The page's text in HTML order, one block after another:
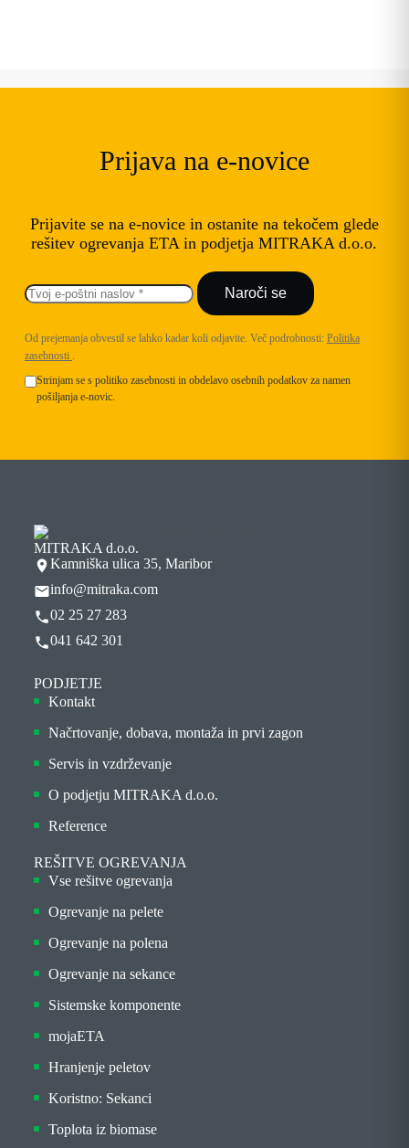
Prijava na e-novice
Prijavite se na e-novice in ostanite na tekočem glede
rešitev ogrevanja ETA in podjetja MITRAKA d.o.o.
Naroči se
Od prejemanja obvestil se lahko kadar koli odjavite. Več podrobnosti: Politika
zasebnosti
Strinjam se s politiko zasebnosti in obdelavo osebnih podatkov za namen
pošiljanja e-novic.
MITRAKA d.o.o.
Kamniška ulica 35, Maribor
info@mitraka.com
02 25 27 283
041 642 301
PODJETJE
Kontakt
Načrtovanje, dobava, montaža in prvi zagon
Servis in vzdrževanje
O podjetju MITRAKA d.o.o.
Reference
REŠITVE OGREVANJA
Vse rešitve ogrevanja
Ogrevanje na pelete
Ogrevanje na polena
Ogrevanje na sekance
Sistemske komponente
mojaETA
Hranjenje peletov
Koristno: Sekanci
Toplota iz biomase